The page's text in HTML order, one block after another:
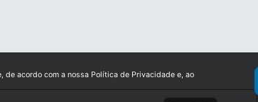
acordo com a nossa Política de Privacidade e, ao